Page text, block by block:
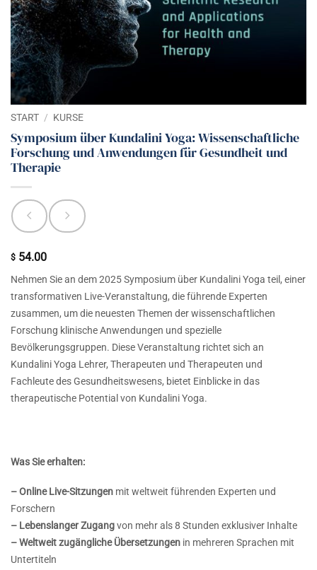
START / KURSE
Symposium über Kundalini Yoga: Wissenschaftliche
Forschung und Anwendungen für Gesundheit und
Therapie
$ 54.00
Nehmen Sie an dem 2025 Symposium über Kundalini Yoga teil, einer
transformativen Live-Veranstaltung, die führende Experten
zusammen, um die neuesten Themen der wissenschaftlichen
Forschung klinische Anwendungen und spezielle
Bevölkerungsgruppen. Diese Veranstaltung richtet sich an
Kundalini Yoga Lehrer, Therapeuten und Therapeuten und
Fachleute des Gesundheitswesens, bietet Einblicke in das
therapeutische Potential von Kundalini Yoga.
Was Sie erhalten:
– Online Live-Sitzungen mit weltweit führenden Experten und
Forschern
– Lebenslanger Zugangvon mehr als 8 Stunden exklusiver Inhalte
– Weltweit zugängliche Übersetzungen in mehreren Sprachen mit
Untertiteln